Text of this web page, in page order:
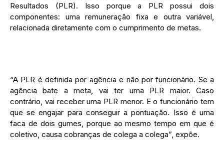
Resultados (PLR). Isso porque a PLR possui dois
componentes: uma remuneração fixa e outra variável,
relacionada diretamente com o cumprimento de metas.
“A PLR é definida por agência e não por funcionário. Se a
agência bate a meta, vai ter uma PLR maior. Caso
contrário, vai receber uma PLR menor. E o funcionário tem
que se engajar para conseguir a pontuação. Isso é uma
faca de dois gumes, porque ao mesmo tempo em que é
coletivo, causa cobranças de colega a colega”, expõe.